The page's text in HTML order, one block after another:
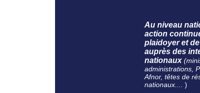
Au niveau
action
plaidoyer et
auprès des
nationaux
administrations,
Afnor, têtes de
nationaux....
)